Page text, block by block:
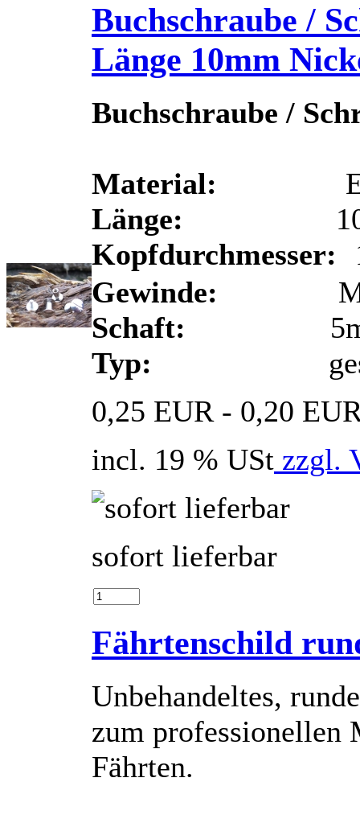
Buchschraube /
Länge 10mm
Buchschraube /
Material:
Länge:
Kopfdurchmesser:
Gewinde:
Schaft:
Typ:
0,25 EUR - 0,20
incl. 19 % USt zzgl.
sofort lieferbar
Fährtenschild
Unbehandeltes,
zum professionellen
Fährten.